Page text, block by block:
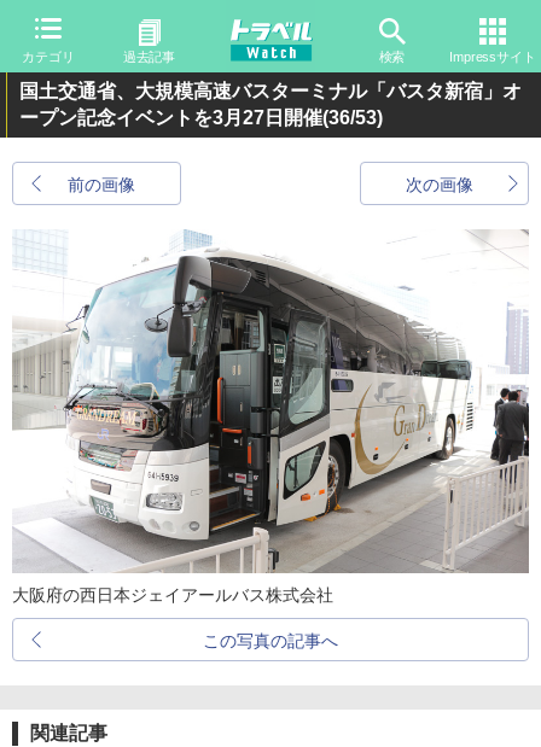
カテゴリ 過去記事 検索 Impressサイト
国土交通省、大規模高速バスターミナル「バスタ新宿」オ
ープン記念イベントを3月27日開催(36/53)
前の画像 次の画像
大阪府の西日本ジェイアールバス株式会社
この写真の記事へ
関連記事